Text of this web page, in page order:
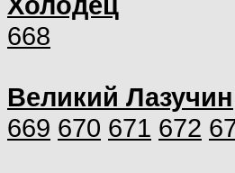
668
Великий Лазучин
669 670 671 672